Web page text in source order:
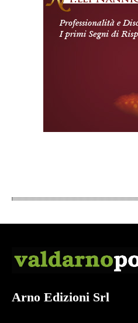
Arno Edizioni Srl